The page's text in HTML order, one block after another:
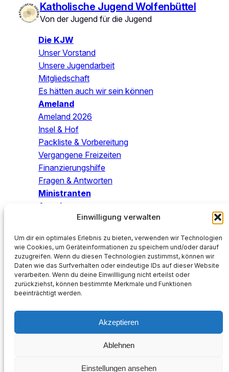
Einwilligung verwalten
Um dir ein optimales Erlebnis zu bieten, verwenden wir Technologien
wie Cookies, um Geräteinformationen zu speichern und/oder darauf
zuzugreifen. Wenn du diesen Technologien zustimmst, können wir
Daten wie das Surfverhalten oder eindeutige IDs auf dieser Website
verarbeiten. Wenn du deine Einwillligung nicht erteilst oder
zurückziehst, können bestimmte Merkmale und Funktionen
beeinträchtigt werden.
Akzeptieren
Ablehnen
Einstellungen ansehen
Katholische Jugend Wolfenbüttel
Von der Jugend für die Jugend
Die KJW
Unser Vorstand
Unsere Jugendarbeit
Mitgliedschaft
Es hätten auch wir sein können
Ameland
Ameland 2026
Insel & Hof
Packliste & Vorbereitung
Vergangene Freizeiten
Finanzierungshilfe
Fragen & Antworten
Ministranten
Angebo
Mach mit!
SPENDEN
Katholische Kirchengemeinde St. Petrus
DE05 2505 0000 0202 1355 88
NOLADE2HXXX
ImpressumDatenschutz
Kath. Pfarrei St. Petrus Wolfenbüttel